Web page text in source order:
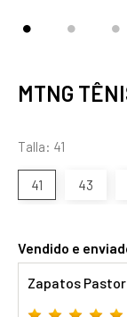
MTNG
Talla: 41
41 43
Vendido e
Zapatos Pastor